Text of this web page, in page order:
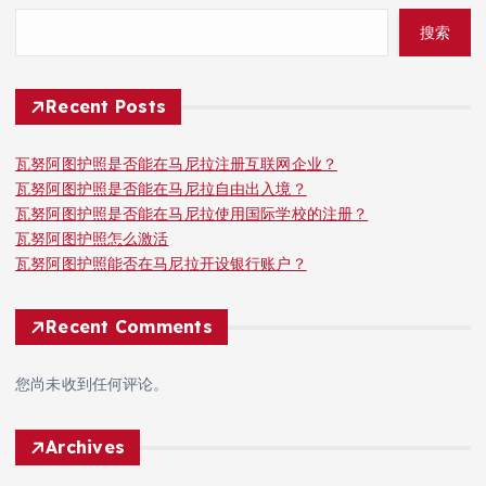
搜索
Recent Posts
瓦努阿图护照是否能在马尼拉注册互联网企业？
瓦努阿图护照是否能在马尼拉自由出入境？
瓦努阿图护照是否能在马尼拉使用国际学校的注册？
瓦努阿图护照怎么激活
瓦努阿图护照能否在马尼拉开设银行账户？
Recent Comments
您尚未收到任何评论。
Archives